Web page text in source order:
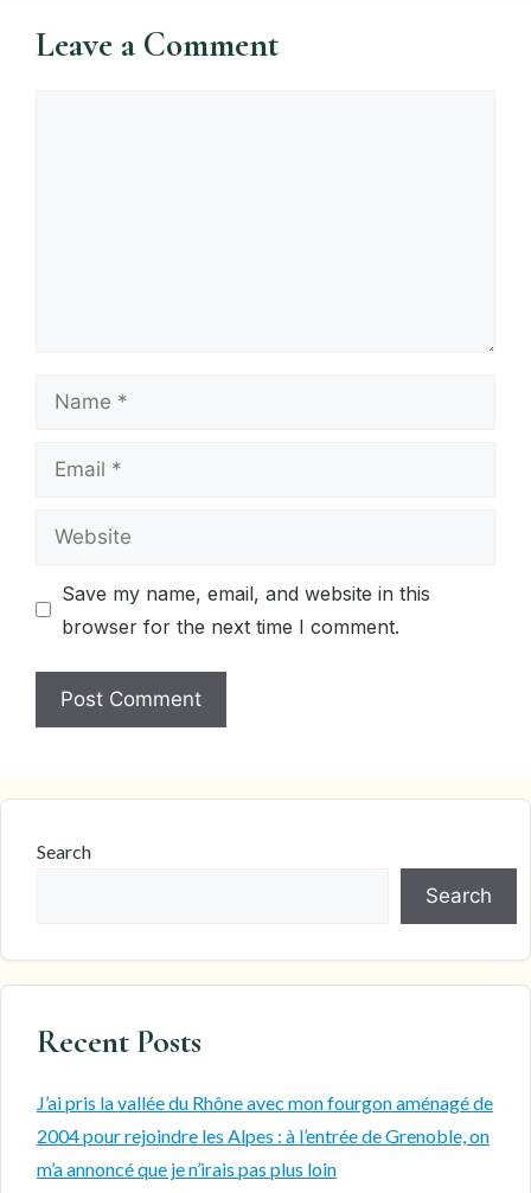
Leave a Comment
Name
Email
Website
Save my name, email, and website in this
browser for the next time I comment.
Search
Search
Recent Posts
J’ai pris la vallée du Rhône avec mon fourgon aménagé de
2004 pour rejoindre les Alpes : à l’entrée de Grenoble, on
m’a annoncé que je n’irais pas plus loin